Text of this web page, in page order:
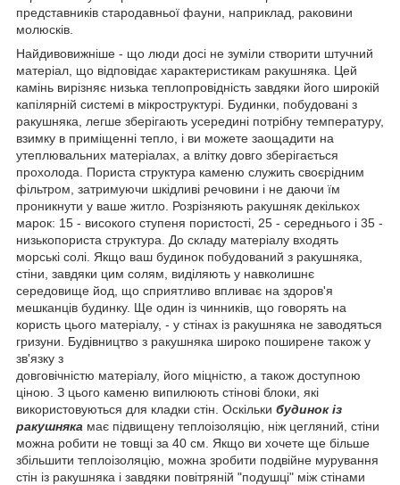
представників стародавньої фауни, наприклад, раковини
молюсків.
Найдивовижніше - що люди досі не зуміли створити штучний
матеріал, що відповідає характеристикам ракушняка. Цей
камінь вирізняє низька теплопровідність завдяки його широкій
капілярній системі в мікроструктурі. Будинки, побудовані з
ракушняка, легше зберігають усередині потрібну температуру,
взимку в приміщенні тепло, і ви можете заощадити на
утеплювальних матеріалах, а влітку довго зберігається
прохолода. Пориста структура каменю служить своєрідним
фільтром, затримуючи шкідливі речовини і не даючи їм
проникнути у ваше житло. Розрізняють ракушняк декількох
марок: 15 - високого ступеня пористості, 25 - середнього і 35 -
низькопориста структура. До складу матеріалу входять
морські солі. Якщо ваш будинок побудований з ракушняка,
стіни, завдяки цим солям, виділяють у навколишнє
середовище йод, що сприятливо впливає на здоров'я
мешканців будинку. Ще один із чинників, що говорять на
користь цього матеріалу, - у стінах із ракушняка не заводяться
гризуни. Будівництво з ракушняка широко поширене також у
зв'язку з
довговічністю матеріалу, його міцністю, а також доступною
ціною. З цього каменю випилюють стінові блоки, які
використовуються для кладки стін. Оскільки будинок із
ракушняка має підвищену теплоізоляцію, ніж цегляний, стіни
можна робити не товщі за 40 см. Якщо ви хочете ще більше
збільшити теплоізоляцію, можна зробити подвійне мурування
стін із ракушняка і завдяки повітряній "подушці" між стінами